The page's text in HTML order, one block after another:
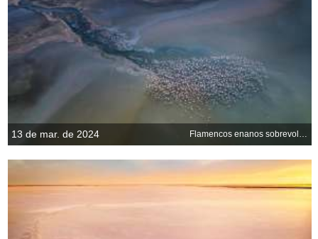
13 de mar. de 2024 Flamencos enanos sobrevolando el lago Magadi, Kenia